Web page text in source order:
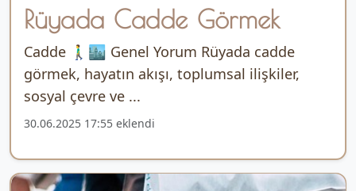
Rüyada Cadde Görmek
Cadde 🚶‍♂️🏙️ Genel Yorum Rüyada cadde
görmek, hayatın akışı, toplumsal ilişkiler,
sosyal çevre ve ...
30.06.2025 17:55 eklendi